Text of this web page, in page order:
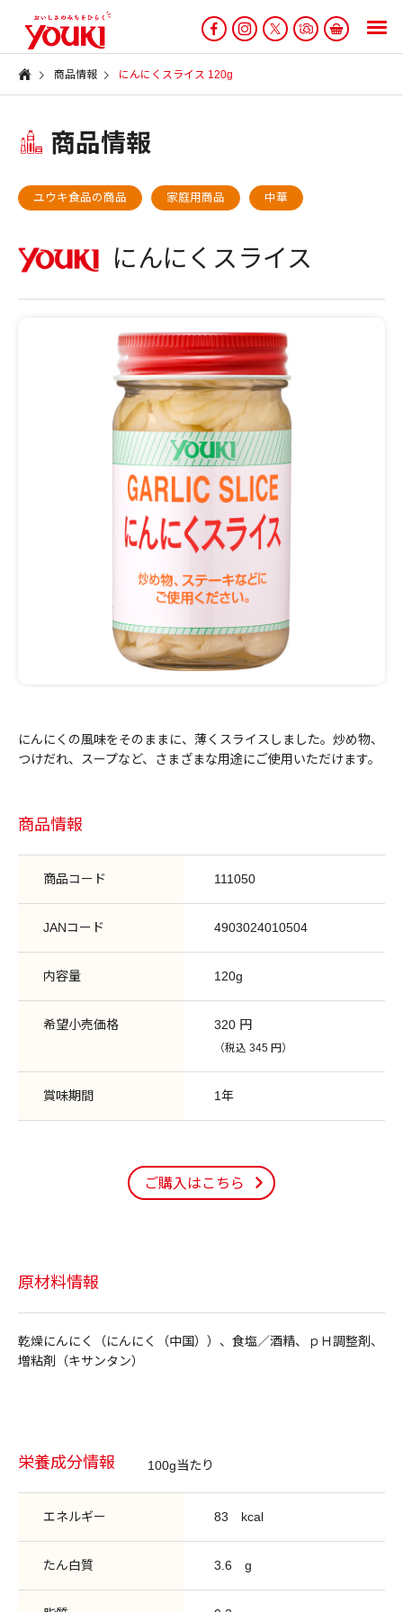
商品情報 にんにくスライス 120g
商品情報
ユウキ食品の商品 家庭用商品 中華
にんにくスライス
にんにくの風味をそのままに、薄くスライスしました。炒め物、
つけだれ、スープなど、さまざまな用途にご使用いただけます。
商品情報
商品コード 111050
JANコード 4903024010504
内容量 120g
希望小売価格 320 円
（税込 345 円）
賞味期間 1年
ご購入はこちら
原材料情報
乾燥にんにく（にんにく（中国））、食塩／酒精、ｐＨ調整剤、
増粘剤（キサンタン）
栄養成分情報 100g当たり
エネルギー 83 kcal
たん白質 3.6 g